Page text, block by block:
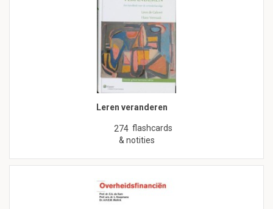
Leren veranderen
274 flashcards
& notities